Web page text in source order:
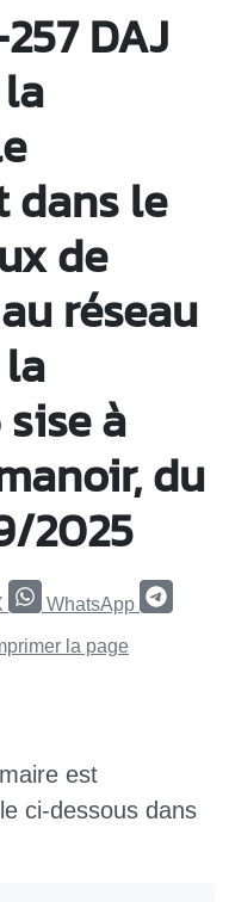
DAJ
dans le
de
réseau
à
du
2025
WhatsApp
la page
est
ci-dessous dans